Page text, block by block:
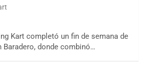
Kart completó un fin de semana de
Baradero, donde combinó…
6